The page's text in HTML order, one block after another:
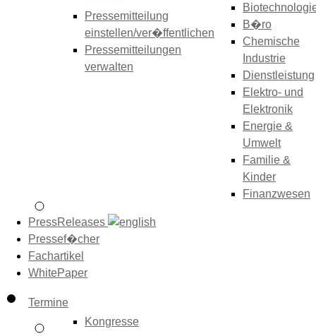
Pressemitteilung
einstellen/ver�ffentlichen
Pressemitteilungen
verwalten
B�ro
Chemische
Industrie
Dienstleistung
Elektro- und
Elektronik
Energie &
Umwelt
Familie &
Kinder
Finanzwesen
PressReleases
Pressef�cher
Fachartikel
WhitePaper
Termine
Kongresse